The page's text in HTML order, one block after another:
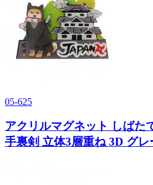
05-625
アクリルマグネット しばた
手裏剣 立体3層重ね 3D グレ